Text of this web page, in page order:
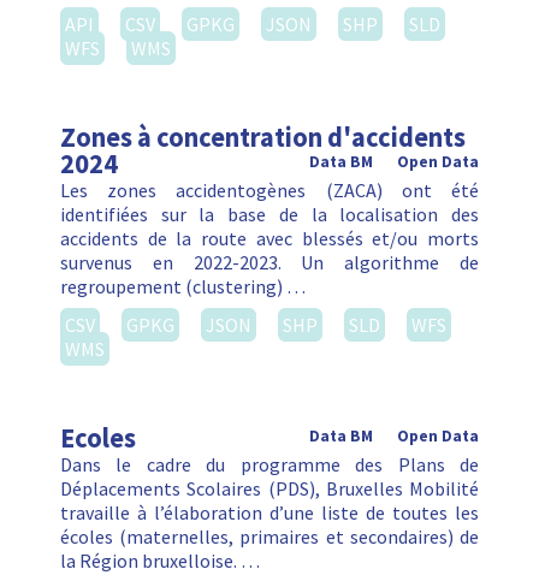
API
CSV GPKG JSON SHP
SLD
WFS
WMS
Zones à concentration d'accidents
2024 Open Data
Data BM
Les zones accidentogènes (ZACA) ont été
identifiées sur la base de la localisation des
accidents de la route avec blessés et/ou morts
survenus en 2022-2023. Un algorithme de
regroupement (clustering) …
CSV
GPKG JSON SHP SLD
WFS
WMS
Ecoles Open Data
Data BM
Dans le cadre du programme des Plans de
Déplacements Scolaires (PDS), Bruxelles Mobilité
travaille à l’élaboration d’une liste de toutes les
écoles (maternelles, primaires et secondaires) de
la Région bruxelloise. …